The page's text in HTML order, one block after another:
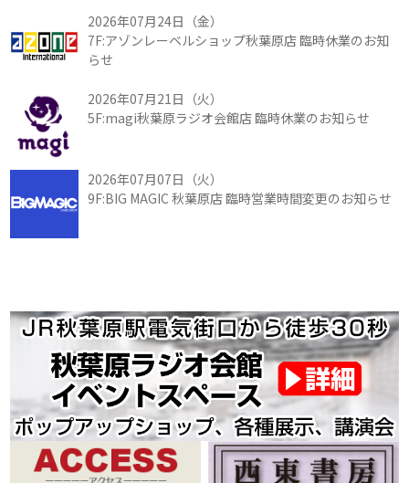
2026年07月24日（金）
7F:アゾンレーベルショップ秋葉原店 臨時休業のお知
らせ
2026年07月21日（火）
5F:magi秋葉原ラジオ会館店 臨時休業のお知らせ
2026年07月07日（火）
9F:BIG MAGIC 秋葉原店 臨時営業時間変更のお知らせ